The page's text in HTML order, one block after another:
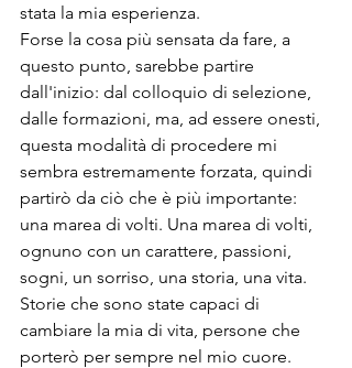
stata la mia esperienza.
Forse la cosa più sensata da fare, a
questo punto, sarebbe partire
dall'inizio: dal colloquio di selezione,
dalle formazioni, ma, ad essere onesti,
questa modalità di procedere mi
sembra estremamente forzata, quindi
partirò da ciò che è più importante:
una marea di volti. Una marea di volti,
ognuno con un carattere, passioni,
sogni, un sorriso, una storia, una vita.
Storie che sono state capaci di
cambiare la mia di vita, persone che
porterò per sempre nel mio cuore.